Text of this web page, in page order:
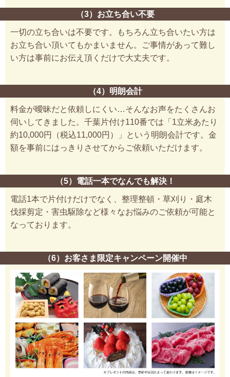
（3）お立ち合い不要
一切の立ち合いは不要です。もちろん立ち合いたい方は
お立ち合い頂いてもかまいません。ご事情があって難し
い方は事前にお伝え頂くだけで大丈夫です。
（4）明朗会計
料金が曖昧だと依頼しにくい…そんなお声をたくさんお
伺いしてきました。千葉片付け110番では「1立米あたり
約10,000円（税込11,000円）」という明朗会計です。金
額を事前にはっきりさせてからご依頼いただけます。
（5）電話一本でなんでも解決！
電話1本で片付けだけでなく、整理整頓・草刈り・庭木
伐採剪定・害虫駆除など様々なお悩みのご依頼が可能と
なっております。
（6）お客さま限定キャンペーン開催中